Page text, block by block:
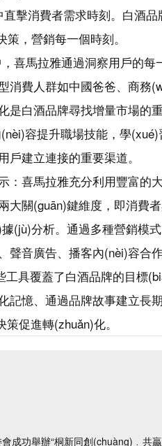
擊消費者需求時刻。白酒
，營銷每一個時刻。
喜馬拉雅通過洞察用戶的每
消費人群如中國爸爸、商務
是白酒品牌尋找增量市場的
容提升職場技能，學(xué)
建立連接的重要渠道。
喜馬拉雅充分利用豐富的
大關(guān)鍵維度，即消費
(jù)分析。通過多種營銷模
聲音廣告、播客內(nèi)容合
具覆蓋了白酒品牌的目標
記憶、通過品牌故事建立長
促進轉(zhuǎn)化。
功舉辦“桐新同創(chuàng)﹒共贏